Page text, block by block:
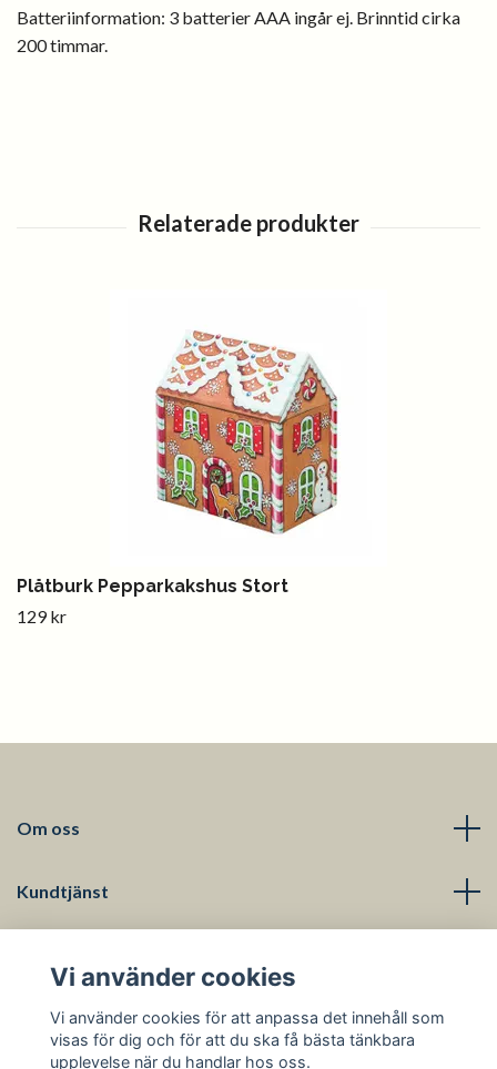
Batteriinformation: 3 batterier AAA ingår ej. Brinntid cirka
200 timmar.
Plåtburk Pepparkakshus Stort
129 kr
Om oss
Kundtjänst
Sociala medier
Vi använder cookies
Vi använder cookies för att anpassa det innehåll som
visas för dig och för att du ska få bästa tänkbara
upplevelse när du handlar hos oss.